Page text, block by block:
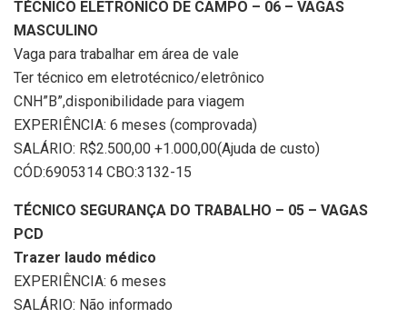
TÉCNICO ELETRÔNICO DE CAMPO – 06 – VAGAS
MASCULINO
Vaga para trabalhar em área de vale
Ter técnico em eletrotécnico/eletrônico
CNH”B”,disponibilidade para viagem
EXPERIÊNCIA: 6 meses (comprovada)
SALÁRIO: R$2.500,00 +1.000,00(Ajuda de custo)
CÓD:6905314 CBO:3132-15
TÉCNICO SEGURANÇA DO TRABALHO – 05 – VAGAS
PCD
Trazer laudo médico
EXPERIÊNCIA: 6 meses
SALÁRIO: Não informado